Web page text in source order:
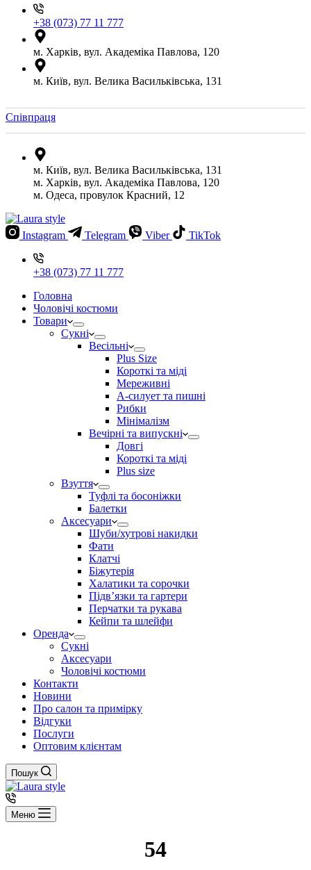
+38 (073) 77 11 777
м. Харків, вул. Академіка Павлова, 120
м. Київ, вул. Велика Васильківська, 131
Співпраця
м. Київ, вул. Велика Васильківська, 131
м. Харків, вул. Академіка Павлова, 120
м. Одеса, провулок Красний, 12
Instagram Telegram Viber TikTok
+38 (073) 77 11 777
Головна
Чоловічі костюми
Товари
Сукні
Весільні
Plus Size
Короткі та міді
Мереживні
А-силует та пишні
Рибки
Мінімалізм
Вечірні та випускні
Довгі
Короткі та міді
Plus size
Взуття
Туфлі та босоніжки
Балетки
Аксесуари
Шуби/хутрові накидки
Фати
Клатчі
Біжутерія
Халатики та сорочки
Підвʼязки та гартери
Перчатки та рукава
Кейпи та шлейфи
Оренда
Сукні
Аксесуари
Чоловічі костюми
Контакти
Новини
Про салон та примірку
Відгуки
Послуги
Оптовим клієнтам
Пошук
Меню
54